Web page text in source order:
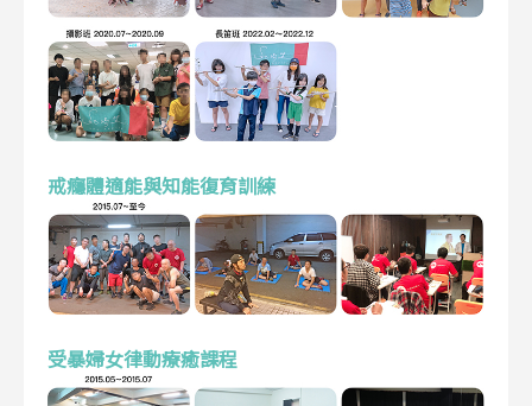
戒癮體適能與知能復育訓練
受暴婦女律動療癒課程